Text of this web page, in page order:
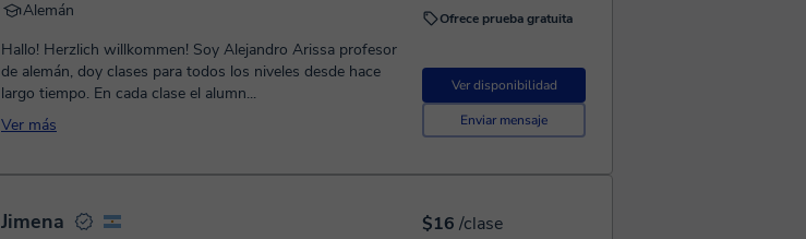
Ofrece prueba gratuita
Ver disponibilidad
Enviar mensaje
Alemán
Hallo! Herzlich willkommen! Soy Alejandro Arissa profesor
de alemán, doy clases para todos los niveles desde hace
largo tiempo. En cada clase el alumn...
Ver más
$16 /clase
Jimena